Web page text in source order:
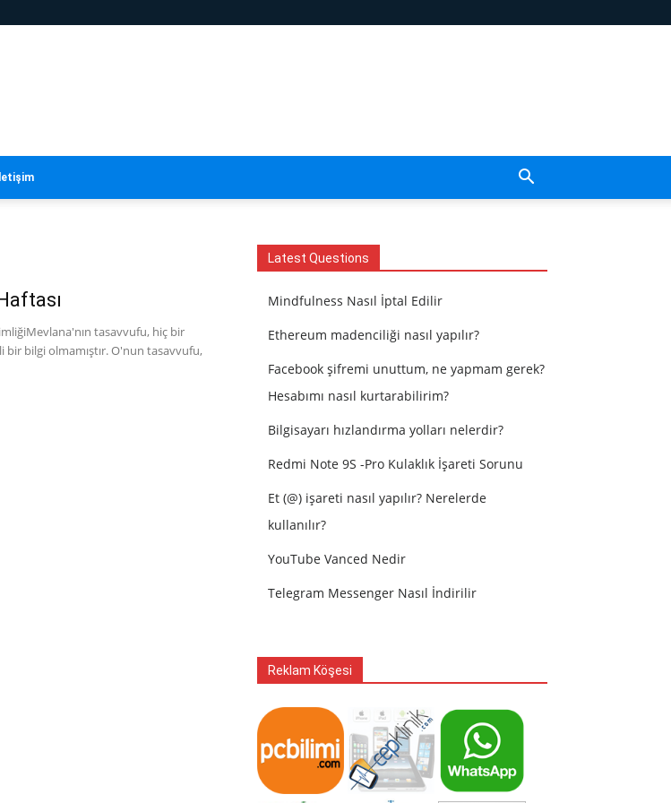
İletişim
tasavvufu, hiç bir
bilgi olmamıştır. O'nun tasavvufu,
Latest Questions
Mindfulness Nasıl İptal Edilir
Ethereum madenciliği nasıl yapılır?
Facebook şifremi unuttum, ne yapmam gerek?
Hesabımı nasıl kurtarabilirim?
Bilgisayarı hızlandırma yolları nelerdir?
Redmi Note 9S -Pro Kulaklık İşareti Sorunu
Et (@) işareti nasıl yapılır? Nerelerde
kullanılır?
YouTube Vanced Nedir
Telegram Messenger Nasıl İndirilir
Reklam Köşesi